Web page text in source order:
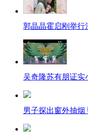
郭晶晶霍启刚举行
吴奇隆苏有朋证实
男子探出窗外抽烟